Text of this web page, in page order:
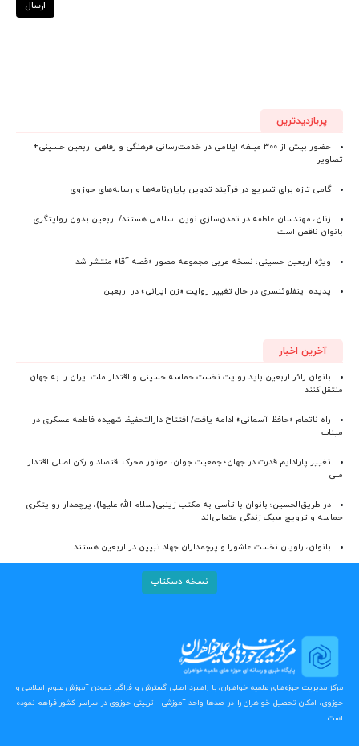
ارسال
پربازدیدترین
حضور بیش از ۳۰۰ مبلغه ایلامی در خدمت‌رسانی فرهنگی و رفاهی اربعین حسینی+
تصاویر
گامی تازه برای تسریع در فرآیند تدوین پایان‌نامه‌ها و رساله‌های حوزوی
زنان، مهندسان عاطفه در تمدن‌سازی نوین اسلامی هستند/ اربعین بدون روایتگری
بانوان ناقص است
ویژه اربعین حسینی؛ نسخه عربی مجموعه مصور «قصه آقا» منتشر شد
پدیده اینفلوئنسری در حال تغییر روایت «زن ایرانی» در اربعین
آخرین اخبار
بانوان زائر اربعین باید روایت نخست حماسه حسینی و اقتدار ملت ایران را به جهان
منتقل کنند
راه ناتمام «حافظ آسمانی» ادامه یافت/ افتتاح دارالتحفیظ شهیده فاطمه عسکری در
میناب
تغییر پارادایم قدرت در جهان؛ جمعیت جوان، موتور محرک اقتصاد و رکن اصلی اقتدار
ملی
در طریق‌الحسین؛ بانوان با تأسی به مکتب زینبی(سلام الله علیها)، پرچمدار روایتگری
حماسه و ترویج سبک زندگی متعالی‌اند
بانوان، راویان نخست عاشورا و پرچمداران جهاد تبیین در اربعین هستند
نسخه دسکتاپ
مرکز مدیریت حوزه‌های علمیه خواهران، با راهبرد اصلی گسترش و فراگیر نمودن آموزش علوم اسلامی و
حوزوی، امکان تحصیل خواهران را در صدها واحد آموزشی - تربیتی حوزوی در سراسر کشور فراهم نموده
است.